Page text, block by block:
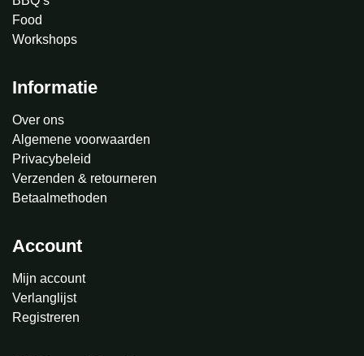
Food
Workshops
Informatie
Over ons
Algemene voorwaarden
Privacybeleid
Verzenden & retourneren
Betaalmethoden
Account
Mijn account
Verlanglijst
Registreren